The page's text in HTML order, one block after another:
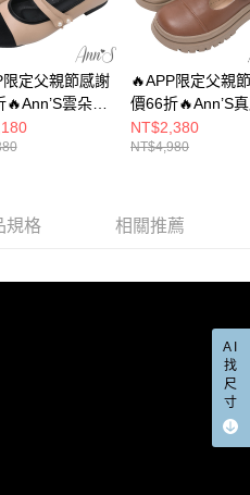
理人或監護人之同意方可使用
者引起之損失，本公司不負相關責
據個別帳號之用戶狀況，依本公司即
度不足之情形，本公司將視審查結果
訊註冊。若發現惡意使用之情形，
)免運費
)免運費
順豐智能櫃地址) 查看運費
查看運費
限定父親節感謝
雲朵輕
牛皮真皮雙帶
底鞋娃娃鞋
🔥APP限定父親
價66折🔥Ann’S
皮厚底T字瑪莉
5cm-咖
NT$2,380
NT$4,980
規格 相關推薦
AI
找
尺
寸